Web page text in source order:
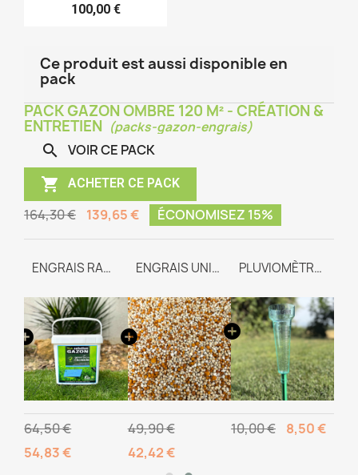
100,00 €
Ce produit est aussi disponible en
pack
PACK GAZON OMBRE 120 M² - CRÉATION &
ENTRETIEN (packs-gazon-engrais)
 VOIR CE PACK
 ACHETER CE PACK
164,30 € 139,65 € ÉCONOMISEZ 15%
ENGRAIS RACINAIRE
64,50 €
54,83 €
ENGRAIS UNIVERSEL TEAM-WAY
49,90 €
42,42 €
PLUVIOMÈTRE GRADUÉ
10,00 € 8,50 €